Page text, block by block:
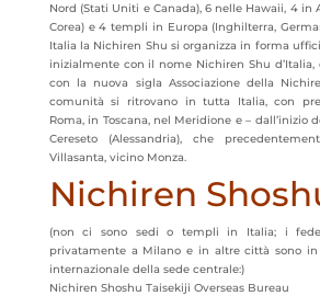
Nord (Stati Uniti e Canada), 6 nelle Hawaii, 4 in
Corea) e 4 templi in Europa (Inghilterra,
Italia la Nichiren Shu si organizza in forma
inizialmente con il nome Nichiren Shu
con la nuova sigla Associazione della
comunità si ritrovano in tutta Italia, con
Roma, in Toscana, nel Meridione e – dall’inizio
Cereseto (Alessandria), che
Villasanta, vicino Monza.
Nichiren
(non ci sono sedi o templi in Italia; i
privatamente a Milano e in altre città sono in
internazionale della sede centrale:)
Nichiren Shoshu Taisekiji Overseas Bureau